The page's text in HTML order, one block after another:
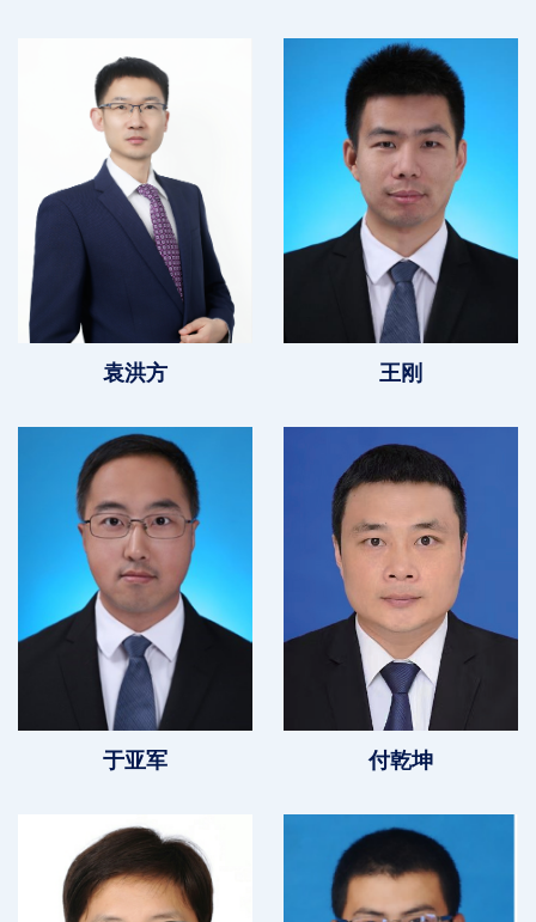
袁洪方 王刚
于亚军 付乾坤